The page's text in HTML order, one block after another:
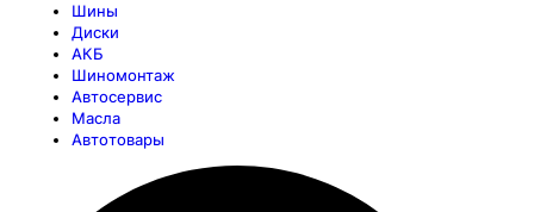
Шины
Диски
АКБ
Шиномонтаж
Автосервис
Масла
Автотовары